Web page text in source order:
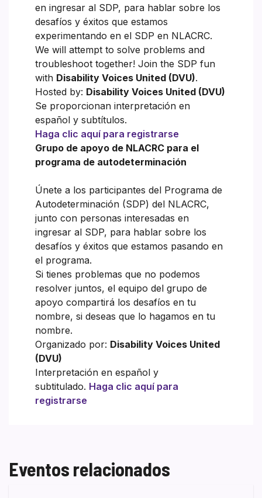
en ingresar al SDP, para hablar sobre los
desafíos y éxitos que estamos
experimentando en el SDP en NLACRC.
We will attempt to solve problems and
troubleshoot together! Join the SDP fun
with Disability Voices United (DVU).
Hosted by: Disability Voices United (DVU)
Se proporcionan interpretación en
español y subtítulos.
Haga clic aquí para registrarse
Grupo de apoyo de NLACRC para el
programa de autodeterminación
Únete a los participantes del Programa de
Autodeterminación (SDP) del NLACRC,
junto con personas interesadas en
ingresar al SDP, para hablar sobre los
desafíos y éxitos que estamos pasando en
el programa.
Si tienes problemas que no podemos
resolver juntos, el equipo del grupo de
apoyo compartirá los desafíos en tu
nombre, si deseas que lo hagamos en tu
nombre.
Organizado por: Disability Voices United
(DVU)
Interpretación en español y
subtitulado. Haga clic aquí para
registrarse
Eventos relacionados